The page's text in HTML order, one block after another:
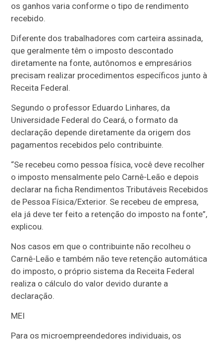
os ganhos varia conforme o tipo de rendimento
recebido.
Diferente dos trabalhadores com carteira assinada,
que geralmente têm o imposto descontado
diretamente na fonte, autônomos e empresários
precisam realizar procedimentos específicos junto à
Receita Federal.
Segundo o professor Eduardo Linhares, da
Universidade Federal do Ceará, o formato da
declaração depende diretamente da origem dos
pagamentos recebidos pelo contribuinte.
“Se recebeu como pessoa física, você deve recolher
o imposto mensalmente pelo Carnê-Leão e depois
declarar na ficha Rendimentos Tributáveis Recebidos
de Pessoa Física/Exterior. Se recebeu de empresa,
ela já deve ter feito a retenção do imposto na fonte”,
explicou.
Nos casos em que o contribuinte não recolheu o
Carnê-Leão e também não teve retenção automática
do imposto, o próprio sistema da Receita Federal
realiza o cálculo do valor devido durante a
declaração.
MEI
Para os microempreendedores individuais, os